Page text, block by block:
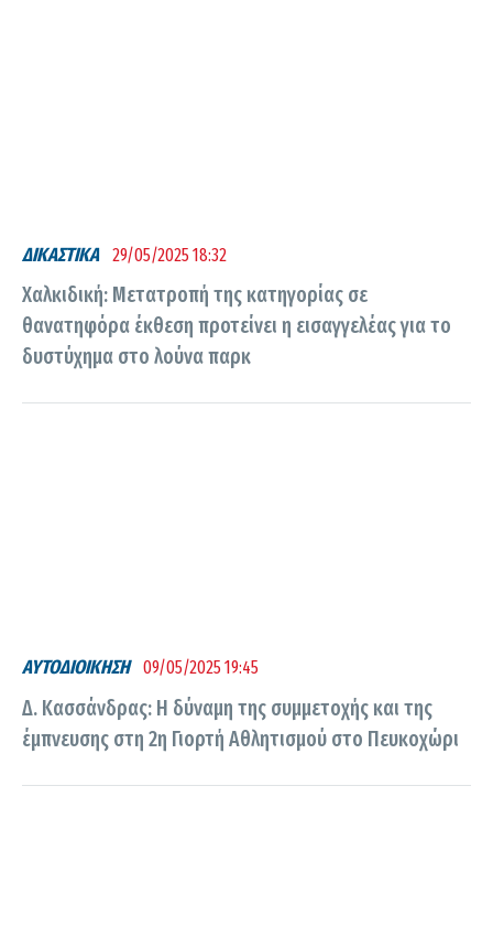
ΔΙΚΑΣΤΙΚΑ 29/05/2025 18:32
Χαλκιδική: Μετατροπή της κατηγορίας σε
θανατηφόρα έκθεση προτείνει η εισαγγελέας για το
δυστύχημα στο λούνα παρκ
ΑΥΤΟΔΙΟΙΚΗΣΗ 09/05/2025 19:45
Δ. Κασσάνδρας: Η δύναμη της συμμετοχής και της
έμπνευσης στη 2η Γιορτή Αθλητισμού στο Πευκοχώρι